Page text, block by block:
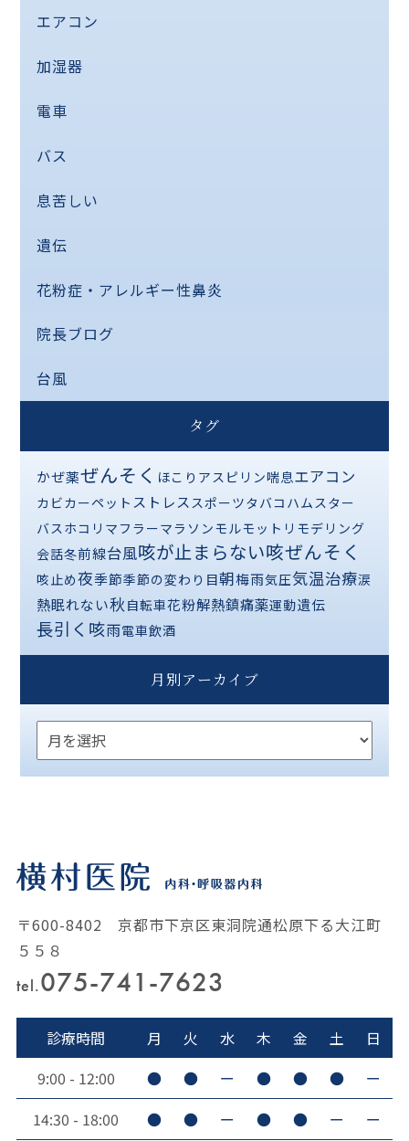
エアコン
加湿器
電車
バス
息苦しい
遺伝
花粉症・アレルギー性鼻炎
院長ブログ
台風
タグ
かぜ薬ぜんそく ほこり アスピリン喘息エアコン
カビカーペット ストレススポーツタバコ ハムスター
バスホコリ マフラーマラソンモルモット リモデリング
会話冬前線台風咳が止まらない咳ぜんそく
咳止め夜季節季節の変わり目朝梅雨気圧気温治療涙
熱眠れない秋 自転車花粉解熱鎮痛薬運動遺伝
長引く咳雨電車飲酒
月別アーカイブ
〒600-8402 京都市下京区東洞院通松原下る大江町
５５８
tel.075-741-7623
診療時間 月 火 水 木 金 土
日
9:00 - 12:00
● ● ー ● ● ●
ー
14:30 - 18:00
● ● ー ● ● ー ー